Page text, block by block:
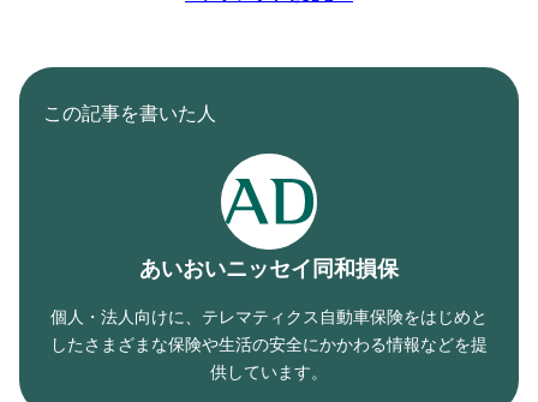
この記事を書いた人
あいおいニッセイ同和損保
個人・法人向けに、テレマティクス自動車保険をはじめと
したさまざまな保険や生活の安全にかかわる情報などを提
供しています。